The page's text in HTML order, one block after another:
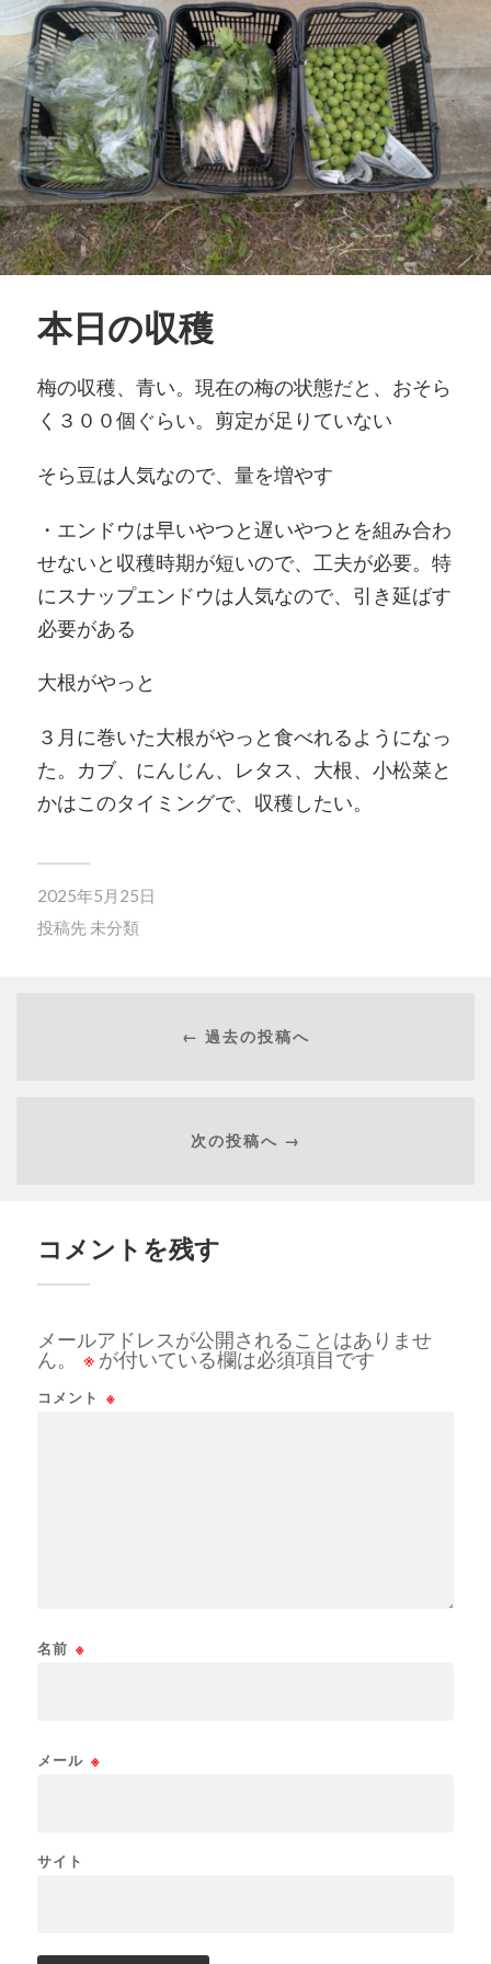
本日の収穫
梅の収穫、青い。現在の梅の状態だと、おそら
く３００個ぐらい。剪定が足りていない
そら豆は人気なので、量を増やす
・エンドウは早いやつと遅いやつとを組み合わ
せないと収穫時期が短いので、工夫が必要。特
にスナップエンドウは人気なので、引き延ばす
必要がある
大根がやっと
３月に巻いた大根がやっと食べれるようになっ
た。カブ、にんじん、レタス、大根、小松菜と
かはこのタイミングで、収穫したい。
2025年5月25日
投稿先 未分類
← 過去の投稿へ
次の投稿へ →
コメントを残す
メールアドレスが公開されることはありませ
ん。
※ が付いている欄は必須項目です
コメント ※
名前 ※
メール ※
サイト